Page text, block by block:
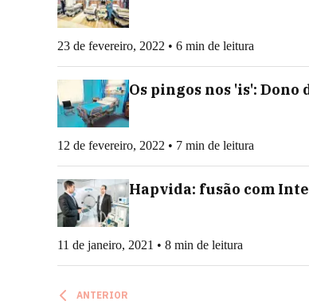
23 de fevereiro, 2022 • 6 min de leitura
Os pingos nos 'is':
12 de fevereiro, 2022 • 7 min de leitura
Hapvida: fusão com
11 de janeiro, 2021 • 8 min de leitura
ANTERIOR